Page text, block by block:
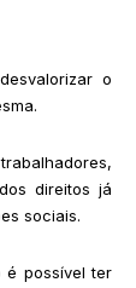
o
direitos já
sociais.
é possível ter